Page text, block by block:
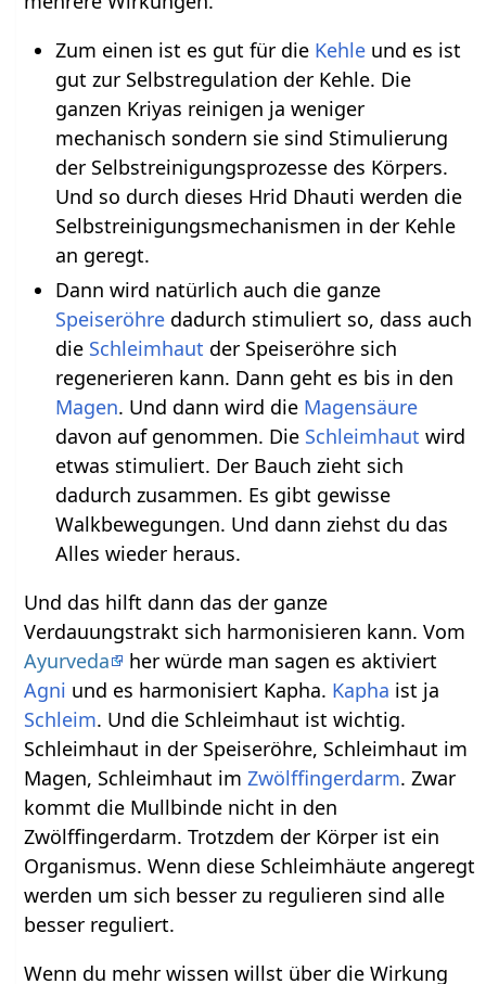
Zum einen ist es gut für die Kehleund es ist
gut zur Selbstregulation der Kehle. Die
ganzen Kriyas reinigen ja weniger
mechanisch sondern sie sind Stimulierung
der Selbstreinigungsprozesse des Körpers.
Und so durch dieses Hrid Dhauti werden die
Selbstreinigungsmechanismen in der Kehle
an geregt.
Dann wird natürlich auch die ganze
Speiseröhredadurch stimuliert so, dass auch
die Schleimhaut der Speiseröhre sich
regenerieren kann. Dann geht es bis in den
Magen. Und dann wird die Magensäure
davon auf genommen. Die Schleimhaut wird
etwas stimuliert. Der Bauch zieht sich
dadurch zusammen. Es gibt gewisse
Walkbewegungen. Und dann ziehst du das
Alles wieder heraus.
Und das hilft dann das der ganze
Verdauungstrakt sich harmonisieren kann. Vom
Ayurveda
her würde man sagen es aktiviert
Agni und es harmonisiert Kapha. Kapha ist ja
Schleim. Und die Schleimhaut ist wichtig.
Schleimhaut in der Speiseröhre, Schleimhaut im
Magen, Schleimhaut imZwölffingerdarm. Zwar
kommt die Mullbinde nicht in den
Zwölffingerdarm. Trotzdem der Körper ist ein
Organismus. Wenn diese Schleimhäute angeregt
werden um sich besser zu regulieren sind alle
besser reguliert.
Wenn du mehr wissen willst über die Wirkung